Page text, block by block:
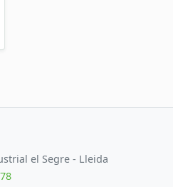
el Segre - Lleida